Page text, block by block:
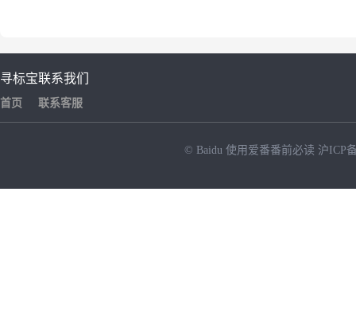
寻标宝
首页
联系我们
联系客服
© Baidu 使用爱番番前必读 沪ICP